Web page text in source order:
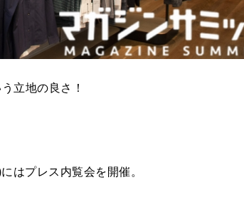
立地の良さ！
はプレス内覧会を開催。